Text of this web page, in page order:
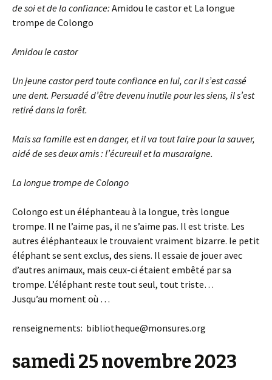
de soi et de la confiance: Amidou le castor et La longue
trompe de Colongo
Amidou le castor
Un jeune castor perd toute confiance en lui, car il s’est cassé
une dent. Persuadé d’être devenu inutile pour les siens, il s’est
retiré dans la forêt.
Mais sa famille est en danger, et il va tout faire pour la sauver,
aidé de ses deux amis : l’écureuil et la musaraigne.
La longue trompe de Colongo
Colongo est un éléphanteau à la longue, très longue
trompe. Il ne l’aime pas, il ne s’aime pas. Il est triste. Les
autres éléphanteaux le trouvaient vraiment bizarre. le petit
éléphant se sent exclus, des siens. Il essaie de jouer avec
d’autres animaux, mais ceux-ci étaient embêté par sa
trompe. L’éléphant reste tout seul, tout triste…
Jusqu’au moment où …
renseignements: bibliotheque@monsures.org
samedi 25 novembre 2023